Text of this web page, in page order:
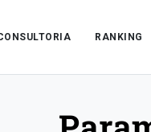
RANKING